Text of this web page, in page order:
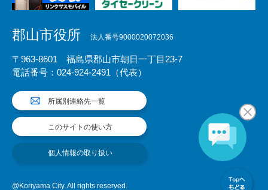
郡山市役所 法人番号9000020072036
〒963-8601 福島県郡山市朝日一丁目23-7
電話番号：024-924-2491（代表）
所属別連絡先一覧
このサイトの使い方
個人情報の取り扱い
@Koriyama City. All rights reserved.